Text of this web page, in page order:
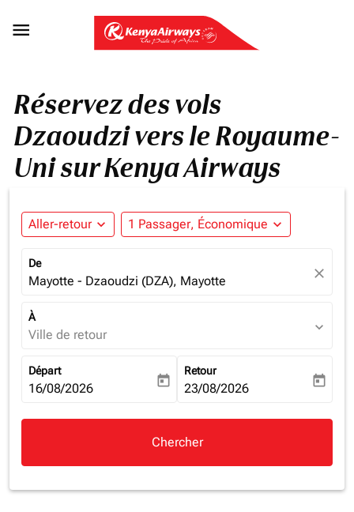

Réservez des vols
Dzaoudzi vers le Royaume-
Uni sur Kenya Airways
Aller-retour expand_more 1 Passager, Économique expand_more
De
Mayotte - Dzaoudzi (DZA), Mayotte close
À
Ville de retour expand_more
Départ
fc-booking-departure-date-aria-label
16/08/2026 today
Retour
fc-booking-return-date-aria-
23/08/2026 today
Chercher